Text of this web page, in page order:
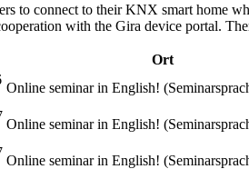
to connect to their KNX smart home
with the Gira device portal.
Ort
Online seminar in English!
Online seminar in English!
Online seminar in English!